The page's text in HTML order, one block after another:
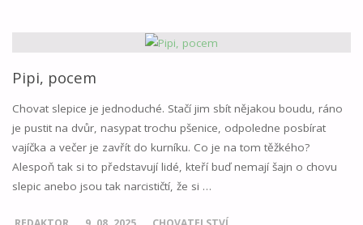
ZELENINĚ"
Pipi, pocem
Chovat slepice je jednoduché. Stačí jim sbít nějakou boudu, ráno
je pustit na dvůr, nasypat trochu pšenice, odpoledne posbírat
vajíčka a večer je zavřít do kurníku. Co je na tom těžkého?
Alespoň tak si to představují lidé, kteří buď nemají šajn o chovu
slepic anebo jsou tak narcističtí, že si …